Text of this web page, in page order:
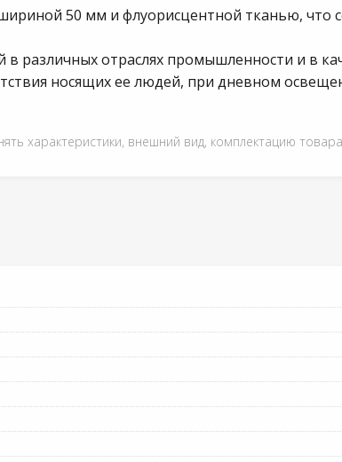
50 мм и флуорисцентной тканью, что
различных отраслях промышленности и в
носящих ее людей, при дневном
характеристики, внешний вид, комплектацию